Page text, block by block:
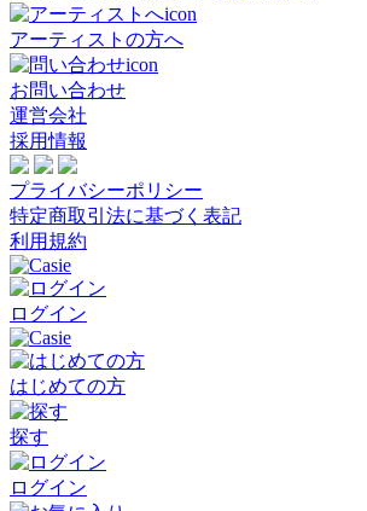
アーティストの方へ
お問い合わせ
運営会社
採用情報
プライバシーポリシー
特定商取引法に基づく表記
利用規約
ログイン
はじめての方
探す
ログイン